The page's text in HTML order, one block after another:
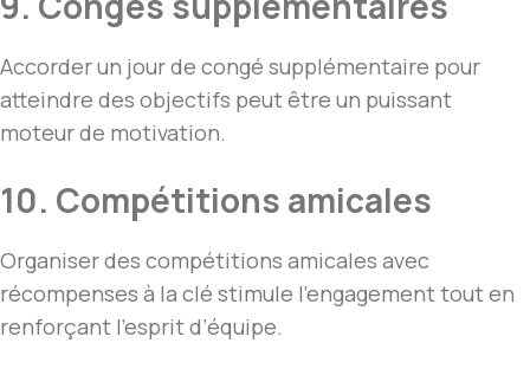
Accorder un jour de congé supplémentaire pour
atteindre des objectifs peut être un puissant
moteur de motivation.
10. Compétitions amicales
Organiser des compétitions amicales avec
récompenses à la clé stimule l’engagement tout en
renforçant l’esprit d’équipe.